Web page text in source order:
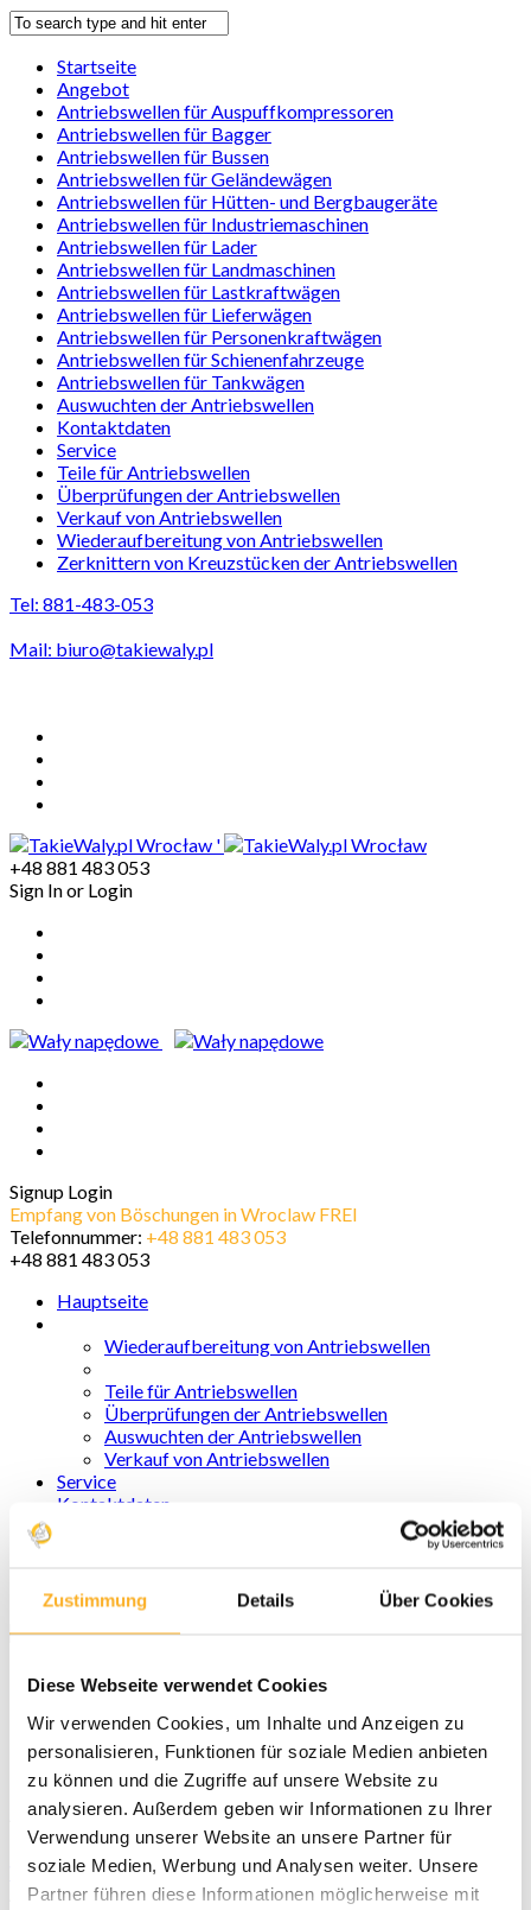
Zustimmung Details Über Cookies
Diese Webseite verwendet Cookies
Wir verwenden Cookies, um Inhalte und Anzeigen zu
personalisieren, Funktionen für soziale Medien anbieten
zu können und die Zugriffe auf unsere Website zu
analysieren. Außerdem geben wir Informationen zu Ihrer
Verwendung unserer Website an unsere Partner für
soziale Medien, Werbung und Analysen weiter. Unsere
Partner führen diese Informationen möglicherweise mit
Startseite
Angebot
Antriebswellen für Auspuffkompressoren
Antriebswellen für Bagger
Antriebswellen für Bussen
Antriebswellen für Geländewägen
Antriebswellen für Hütten- und Bergbaugeräte
Antriebswellen für Industriemaschinen
Antriebswellen für Lader
Antriebswellen für Landmaschinen
Antriebswellen für Lastkraftwägen
Antriebswellen für Lieferwägen
Antriebswellen für Personenkraftwägen
Antriebswellen für Schienenfahrzeuge
Antriebswellen für Tankwägen
Auswuchten der Antriebswellen
Kontaktdaten
Service
Teile für Antriebswellen
Überprüfungen der Antriebswellen
Verkauf von Antriebswellen
Wiederaufbereitung von Antriebswellen
Zerknittern von Kreuzstücken der Antriebswellen
Tel: 881-483-053
Mail: biuro@takiewaly.pl
'
+48 881 483 053
Sign Inor Login
Signup Login
Empfang von Böschungen in Wroclaw FREI
Telefonnummer: +48 881 483 053
+48 881 483 053
Hauptseite
Wiederaufbereitung von Antriebswellen
Teile für Antriebswellen
Überprüfungen der Antriebswellen
Auswuchten der Antriebswellen
Verkauf von Antriebswellen
Service
Kontaktdaten
+48 881 483 053
Zerknittern von
Kreuzstücken der
Antriebswellen
Wały napędowe» Zerknittern von Kreuzstücken der
Antriebswellen